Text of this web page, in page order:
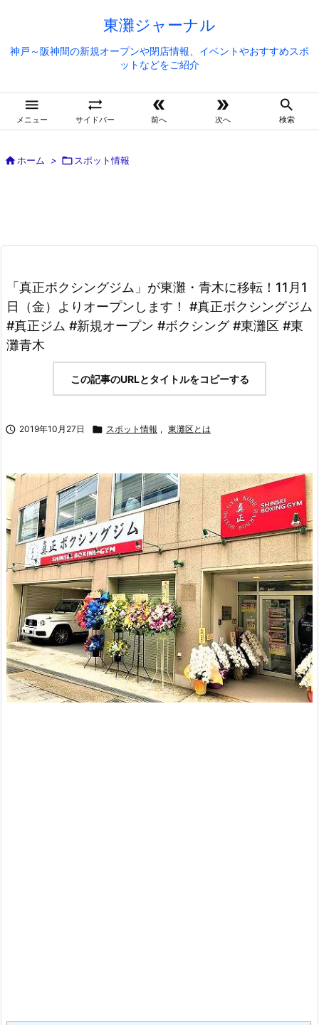
東灘ジャーナル
神戸～阪神間の新規オープンや閉店情報、イベントやおすすめスポ
ットなどをご紹介

メニュー

サイドバー

前へ

次へ

検索
ホーム >  スポット情報
「真正ボクシングジム」が東灘・青木に移転！11月1
日（金）よりオープンします！ #真正ボクシングジム
#真正ジム #新規オープン #ボクシング #東灘区 #東
灘青木
この記事のURLとタイトルをコピーする
 2019年10月27日  スポット情報 , 東灘区とは